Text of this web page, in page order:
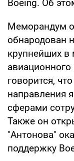
Boeing. Об
Меморандум
обнародован
крупнейших в
говорится,
направления
сферами
Также он
"Антонова"
поддержку